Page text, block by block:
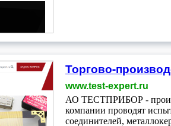
Торгово-
www.test-expert.ru
АО ТЕСТПРИБОР -
компании проводят
соединителей,